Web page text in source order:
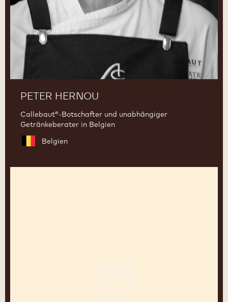
PETER HERNOU
Callebaut®-Botschafter und unabhängiger
Getränkeberater in Belgien
Belgien